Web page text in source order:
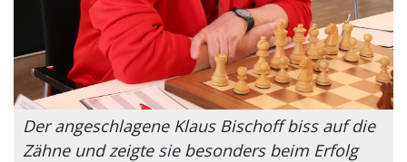
Der angeschlagene Klaus Bischoff biss auf die
Zähne und zeigte sie besonders beim Erfolg